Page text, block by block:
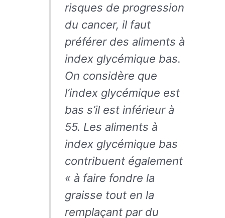
risques de progression
du cancer, il faut
préférer des aliments à
index glycémique bas.
On considère que
l’index glycémique est
bas s’il est inférieur à
55. Les aliments à
index glycémique bas
contribuent également
« à faire fondre la
graisse tout en la
remplaçant par du